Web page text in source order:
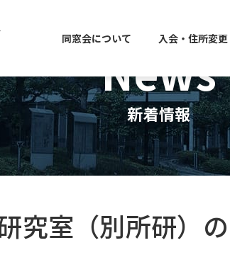
同窓会について 入会・住所変更
News
新着情報
究室（別所研）